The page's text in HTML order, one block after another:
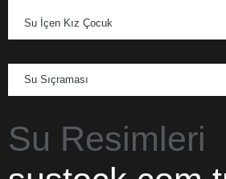
Su İçen Kız Çocuk
Su Sıçraması
Su Resimleri